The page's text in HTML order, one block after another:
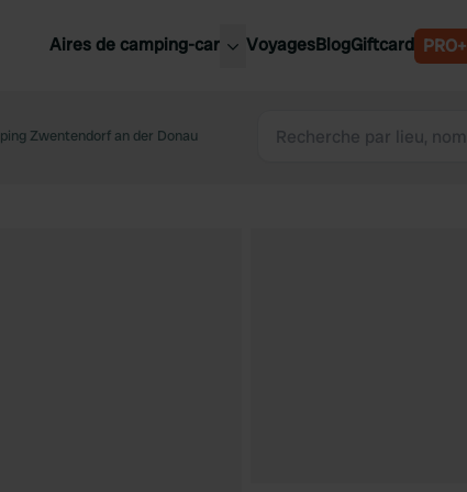
Aires de camping-car
Slovénie
VoyagesBlogGiftcard PRO+
Zwentendorf an der Donau